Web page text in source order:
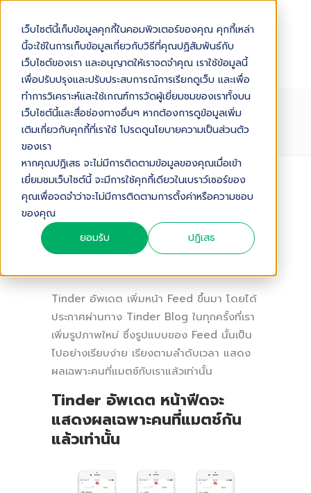
เว็บไซต์นี้เก็บข้อมูลคุกกี้ในคอมพิวเตอร์ของคุณ คุกกี้เหล่า
นี้จะใช้ในการเก็บข้อมูลเกี่ยวกับวิธีที่คุณปฏิสัมพันธ์กับ
เว็บไซต์ของเรา และอนุญาตให้เราจดจำคุณ เราใช้ข้อมูลนี้
เพื่อปรับปรุงและปรับประสบการณ์การเรียกดูเว็บ และเพื่อ
ทำการวิเคราะห์และใช้เกณฑ์การวัดผู้เยี่ยมชมของเราทั้งบน
เว็บไซต์นี้และสื่อช่องทางอื่นๆ หากต้องการดูข้อมูลเพิ่ม
เติมเกี่ยวกับคุกกี้ที่เราใช้ โปรดดูนโยบายความเป็นส่วนตัว
ของเรา
หากคุณปฏิเสธ จะไม่มีการติดตามข้อมูลของคุณเมื่อเข้า
เยี่ยมชมเว็บไซต์นี้ จะมีการใช้คุกกี้เดียวในเบราว์เซอร์ของ
คุณเพื่อจดจำว่าจะไม่มีการติดตามการตั้งค่าหรือความชอบ
ของคุณ
ยอมรับ
ปฏิเสธ
TINDER อัพเดต เพิ่มหน้า FEED เรียง
ตามลำดับเวลา สำหรับคนที่แมตช์กันแล้ว
เท่านั้น
Audio Version
15/ 03/ 2018
SOCIAL MEDIA
,SOCIAL MEDIA
TINDER,UPDATE
Tinder อัพเดต เพิ่มหน้า Feed ขึ้นมา โดยได้
ประกาศผ่านทาง Tinder Blog ในทุกครั้งที่เรา
เพิ่มรูปภาพใหม่ ซึ่งรูปแบบของ Feed นั้นเป็น
ไปอย่างเรียบง่าย เรียงตามลำดับเวลา แสดง
ผลเฉพาะคนที่แมตช์กับเราแล้วเท่านั้น
Tinder อัพเดต หน้าฟีดจะ
แสดงผลเฉพาะคนที่แมตช์กัน
แล้วเท่านั้น